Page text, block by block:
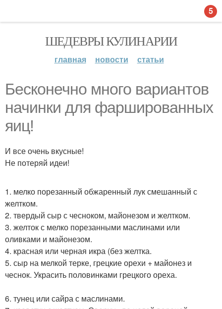
ШЕДЕВРЫ КУЛИНАРИИ
главная новости статьи
Бесконечно много вариантов
начинки для фаршированных
яиц!
И все очень вкусные!
Не потеряй идеи!
1. мелко порезанный обжаренный лук смешанный с
желтком.
2. твердый сыр с чесноком, майонезом и желтком.
3. желток с мелко порезанными маслинами или
оливками и майонезом.
4. красная или черная икра (без желтка.
5. сыр на мелкой терке, грецкие орехи + майонез и
чеснок. Украсить половинками грецкого ореха.
6. тунец или сайра с маслинами.
5